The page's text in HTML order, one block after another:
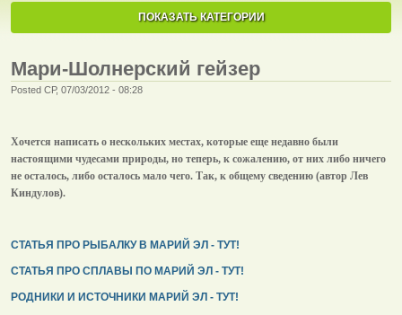
ПОКАЗАТЬ КАТЕГОРИИ
Мари-Шолнерский гейзер
Posted СР, 07/03/2012 - 08:28
Хочется написать о нескольких местах, которые еще недавно были
настоящими чудесами природы, но теперь, к сожалению, от них либо ничего
не осталось, либо осталось мало чего. Так, к общему сведению (автор Лев
Киндулов).
СТАТЬЯ ПРО РЫБАЛКУ В МАРИЙ ЭЛ - ТУТ!
СТАТЬЯ ПРО СПЛАВЫ ПО МАРИЙ ЭЛ - ТУТ!
РОДНИКИ И ИСТОЧНИКИ МАРИЙ ЭЛ - ТУТ!